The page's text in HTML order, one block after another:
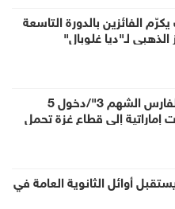
الفائزين بالدورة التاسعة
لـ"ديا غلوبال"
ضمن عملية "الفارس الشهم 3"/دخول 5
إلى قطاع غزة تحمل
أوائل الثانوية العامة في